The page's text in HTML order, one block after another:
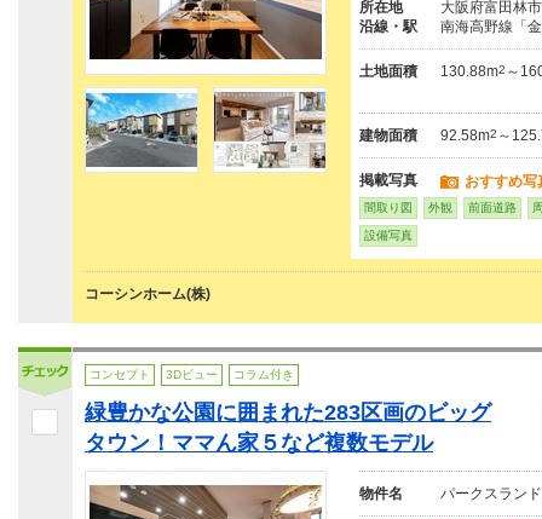
所在地
大阪府富田林
沿線・駅
南海高野線「
土地面積 130.88m2 ～
建物面積 92.58m2 ～
掲載写真 おすすめ写
間取り図 外観 前面道路
設備写真
コーシンホーム(株)
コンセプト 3Dビュー コラム付き
緑豊かな公園に囲まれた283区画のビッグ
タウン！ママん家５など複数モデル
物件名 パークスラン